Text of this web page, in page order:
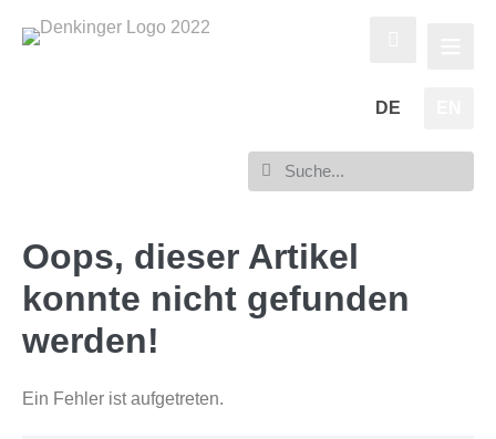
DE
Oops, dieser Artikel
konnte nicht gefunden
werden!
Ein Fehler ist aufgetreten.